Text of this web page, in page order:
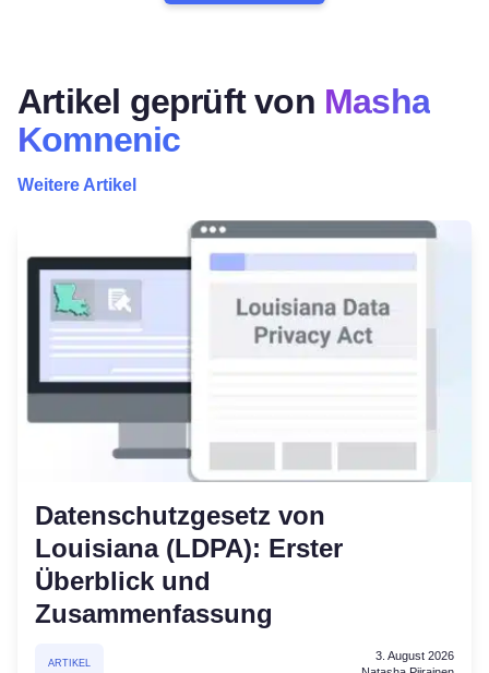
Artikel geprüft von Masha
Komnenic
Weitere Artikel
Datenschutzgesetz von
Louisiana (LDPA): Erster
Überblick und
Zusammenfassung
ARTIKEL
3. August 2026